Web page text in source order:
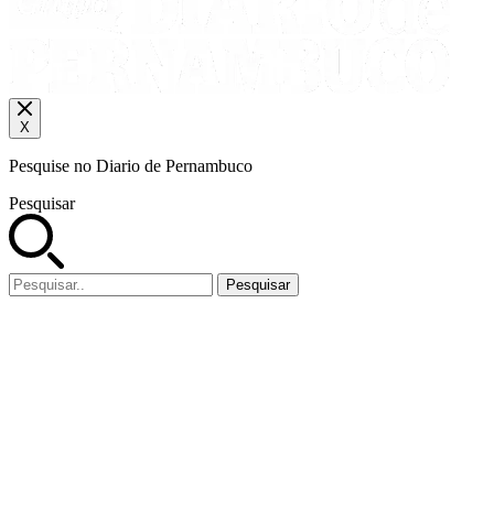
X
Pesquise no Diario de Pernambuco
Pesquisar
Pesquisar